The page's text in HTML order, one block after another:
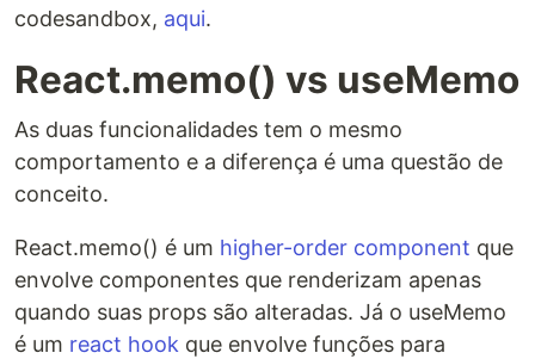
codesandbox, aqui.
React.memo() vs useMemo
As duas funcionalidades tem o mesmo
comportamento e a diferença é uma questão de
conceito.
React.memo() é um higher-order component que
envolve componentes que renderizam apenas
quando suas props são alteradas. Já o useMemo
é um react hook que envolve funções para